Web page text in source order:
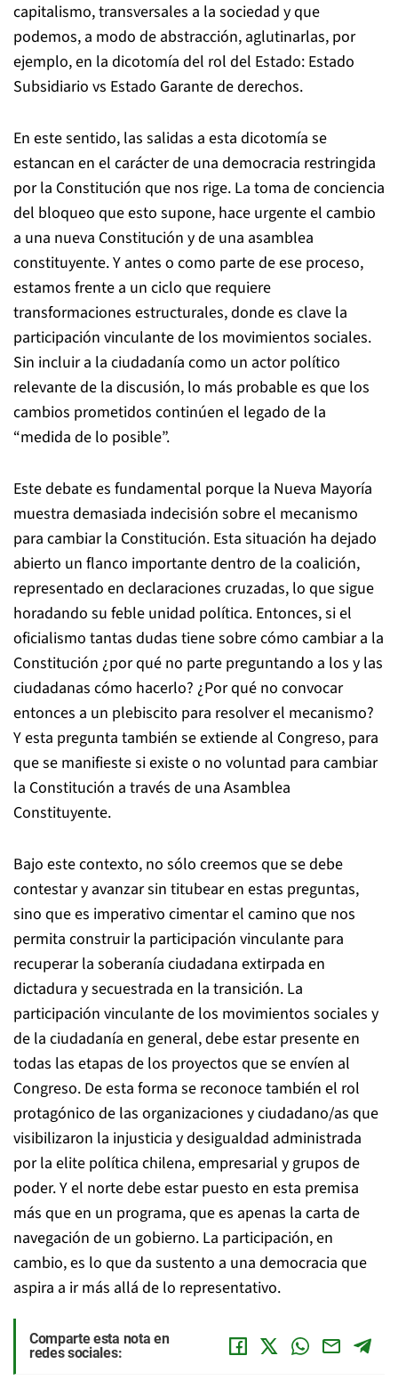
capitalismo, transversales a la sociedad y que
podemos, a modo de abstracción, aglutinarlas, por
ejemplo, en la dicotomía del rol del Estado: Estado
Subsidiario vs Estado Garante de derechos.
En este sentido, las salidas a esta dicotomía se
estancan en el carácter de una democracia restringida
por la Constitución que nos rige. La toma de conciencia
del bloqueo que esto supone, hace urgente el cambio
a una nueva Constitución y de una asamblea
constituyente. Y antes o como parte de ese proceso,
estamos frente a un ciclo que requiere
transformaciones estructurales, donde es clave la
participación vinculante de los movimientos sociales.
Sin incluir a la ciudadanía como un actor político
relevante de la discusión, lo más probable es que los
cambios prometidos continúen el legado de la
“medida de lo posible”.
Este debate es fundamental porque la Nueva Mayoría
muestra demasiada indecisión sobre el mecanismo
para cambiar la Constitución. Esta situación ha dejado
abierto un flanco importante dentro de la coalición,
representado en declaraciones cruzadas, lo que sigue
horadando su feble unidad política. Entonces, si el
oficialismo tantas dudas tiene sobre cómo cambiar a la
Constitución ¿por qué no parte preguntando a los y las
ciudadanas cómo hacerlo? ¿Por qué no convocar
entonces a un plebiscito para resolver el mecanismo?
Y esta pregunta también se extiende al Congreso, para
que se manifieste si existe o no voluntad para cambiar
la Constitución a través de una Asamblea
Constituyente.
Bajo este contexto, no sólo creemos que se debe
contestar y avanzar sin titubear en estas preguntas,
sino que es imperativo cimentar el camino que nos
permita construir la participación vinculante para
recuperar la soberanía ciudadana extirpada en
dictadura y secuestrada en la transición. La
participación vinculante de los movimientos sociales y
de la ciudadanía en general, debe estar presente en
todas las etapas de los proyectos que se envíen al
Congreso. De esta forma se reconoce también el rol
protagónico de las organizaciones y ciudadano/as que
visibilizaron la injusticia y desigualdad administrada
por la elite política chilena, empresarial y grupos de
poder. Y el norte debe estar puesto en esta premisa
más que en un programa, que es apenas la carta de
navegación de un gobierno. La participación, en
cambio, es lo que da sustento a una democracia que
aspira a ir más allá de lo representativo.
Comparte esta nota en
redes sociales: